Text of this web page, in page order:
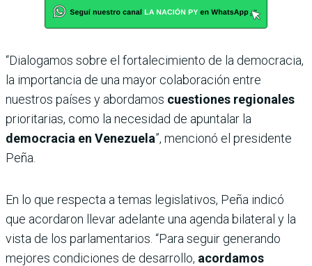
“Dialogamos sobre el fortalecimiento de la democracia,
la importancia de una mayor colaboración entre
nuestros países y abordamos cuestiones regionales
prioritarias, como la necesidad de apuntalar la
democracia en Venezuela”, mencionó el presidente
Peña.
En lo que respecta a temas legislativos, Peña indicó
que acordaron llevar adelante una agenda bilateral y la
vista de los parlamentarios. “Para seguir generando
mejores condiciones de desarrollo, acordamos